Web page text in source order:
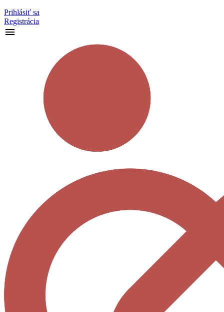
Prihlásiť sa
Registrácia
